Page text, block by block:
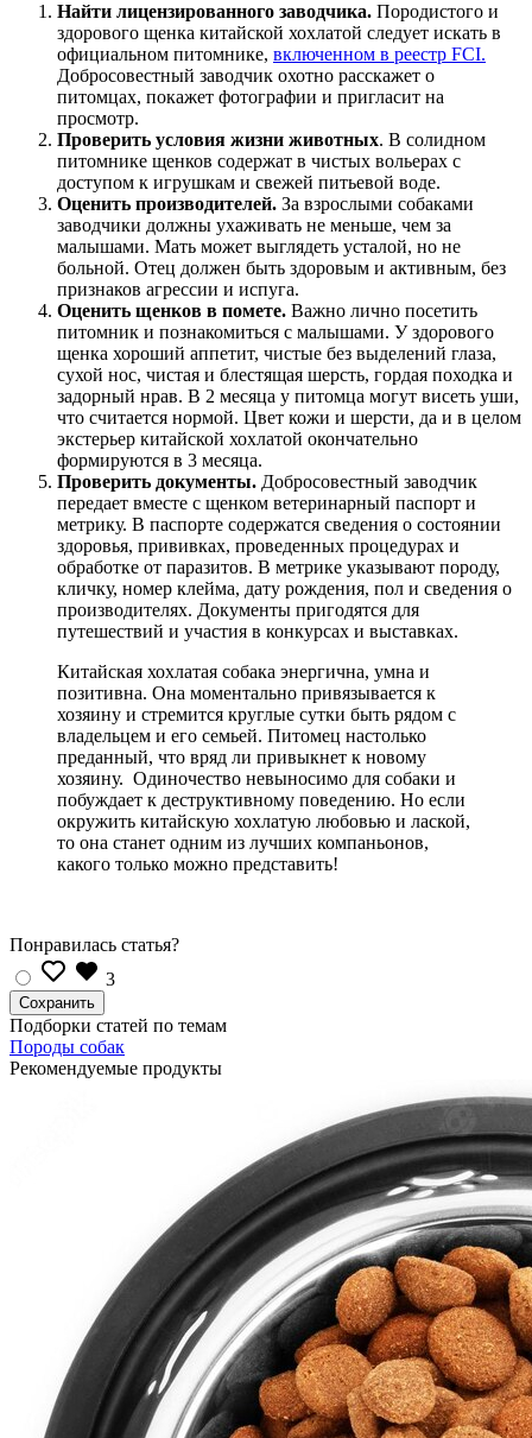
Найти лицензированного заводчика. Породистого и
здорового щенка китайской хохлатой следует искать в
официальном питомнике, включенном в реестр FCI.
Добросовестный заводчик охотно расскажет о
питомцах, покажет фотографии и пригласит на
просмотр.
Проверить условия жизни животных. В солидном
питомнике щенков содержат в чистых вольерах с
доступом к игрушкам и свежей питьевой воде.
Оценить производителей. За взрослыми собаками
заводчики должны ухаживать не меньше, чем за
малышами. Мать может выглядеть усталой, но не
больной. Отец должен быть здоровым и активным, без
признаков агрессии и испуга.
Оценить щенков в помете. Важно лично посетить
питомник и познакомиться с малышами. У здорового
щенка хороший аппетит, чистые без выделений глаза,
сухой нос, чистая и блестящая шерсть, гордая походка и
задорный нрав. В 2 месяца у питомца могут висеть уши,
что считается нормой. Цвет кожи и шерсти, да и в целом
экстерьер китайской хохлатой окончательно
формируются в 3 месяца.
Проверить документы. Добросовестный заводчик
передает вместе с щенком ветеринарный паспорт и
метрику. В паспорте содержатся сведения о состоянии
здоровья, прививках, проведенных процедурах и
обработке от паразитов. В метрике указывают породу,
кличку, номер клейма, дату рождения, пол и сведения о
производителях. Документы пригодятся для
путешествий и участия в конкурсах и выставках.
Китайская хохлатая собака энергична, умна и
позитивна. Она моментально привязывается к
хозяину и стремится круглые сутки быть рядом с
владельцем и его семьей. Питомец настолько
преданный, что вряд ли привыкнет к новому
хозяину. Одиночество невыносимо для собаки и
побуждает к деструктивному поведению. Но если
окружить китайскую хохлатую любовью и лаской,
то она станет одним из лучших компаньонов,
какого только можно представить!
Понравилась статья?
3
Подборки статей по темам
Породы собак
Рекомендуемые продукты